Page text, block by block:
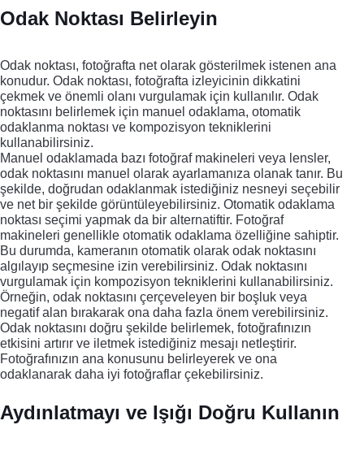
Odak Noktası Belirleyin
Odak noktası, fotoğrafta net olarak gösterilmek istenen ana
konudur. Odak noktası, fotoğrafta izleyicinin dikkatini
çekmek ve önemli olanı vurgulamak için kullanılır. Odak
noktasını belirlemek için manuel odaklama, otomatik
odaklanma noktası ve kompozisyon tekniklerini
kullanabilirsiniz.
Manuel odaklamada bazı fotoğraf makineleri veya lensler,
odak noktasını manuel olarak ayarlamanıza olanak tanır. Bu
şekilde, doğrudan odaklanmak istediğiniz nesneyi seçebilir
ve net bir şekilde görüntüleyebilirsiniz. Otomatik odaklama
noktası seçimi yapmak da bir alternatiftir. Fotoğraf
makineleri genellikle otomatik odaklama özelliğine sahiptir.
Bu durumda, kameranın otomatik olarak odak noktasını
algılayıp seçmesine izin verebilirsiniz. Odak noktasını
vurgulamak için kompozisyon tekniklerini kullanabilirsiniz.
Örneğin, odak noktasını çerçeveleyen bir boşluk veya
negatif alan bırakarak ona daha fazla önem verebilirsiniz.
Odak noktasını doğru şekilde belirlemek, fotoğrafınızın
etkisini artırır ve iletmek istediğiniz mesajı netleştirir.
Fotoğrafınızın ana konusunu belirleyerek ve ona
odaklanarak daha iyi fotoğraflar çekebilirsiniz.
Aydınlatmayı ve Işığı Doğru Kullanın